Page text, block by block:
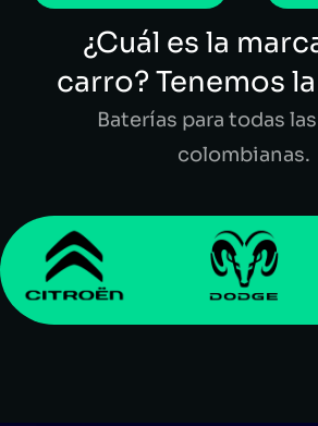
¿Cuál es la
carro? Tenemos
Baterías para todas
colombianas.